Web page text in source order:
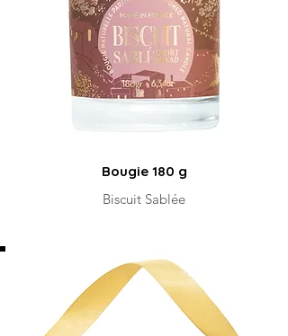
Bougie 180 g
Biscuit Sablée